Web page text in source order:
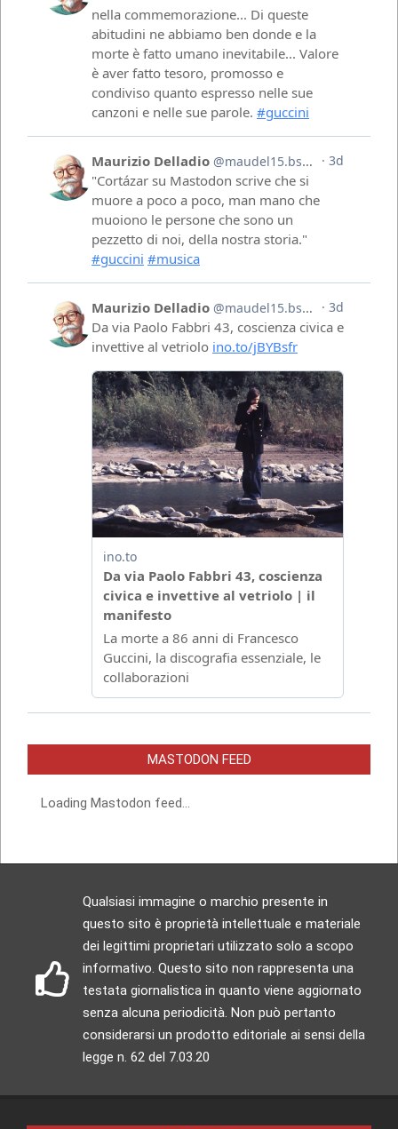
MASTODON FEED
Loading Mastodon feed...
Qualsiasi immagine o marchio presente in
questo sito è proprietà intellettuale e materiale
dei legittimi proprietari utilizzato solo a scopo
informativo. Questo sito non rappresenta una
testata giornalistica in quanto viene aggiornato
senza alcuna periodicità. Non può pertanto
considerarsi un prodotto editoriale ai sensi della
legge n. 62 del 7.03.20